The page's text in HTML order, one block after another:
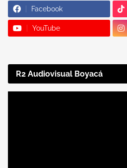
Facebook
YouTube
R2 Audiovisual Boyacá